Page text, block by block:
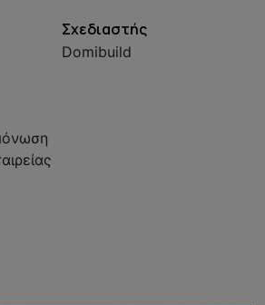
Σχεδιαστής
Domibuild